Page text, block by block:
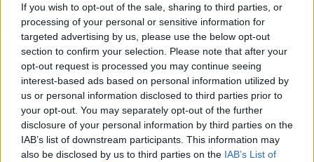
If you wish to opt-out of the sale, sharing to third parties, or
processing of your personal or sensitive information for
targeted advertising by us, please use the below opt-out
section to confirm your selection. Please note that after your
opt-out request is processed you may continue seeing
interest-based ads based on personal information utilized by
us or personal information disclosed to third parties prior to
your opt-out. You may separately opt-out of the further
disclosure of your personal information by third parties on the
IAB’s list of downstream participants. This information may
also be disclosed by us to third parties on the IAB’s List of
Ολυμπιακός: Το συγκινητικό «αντίο» του
Ορτέγκα που υπέγραψε στη Ρίβερ Πλέιτ